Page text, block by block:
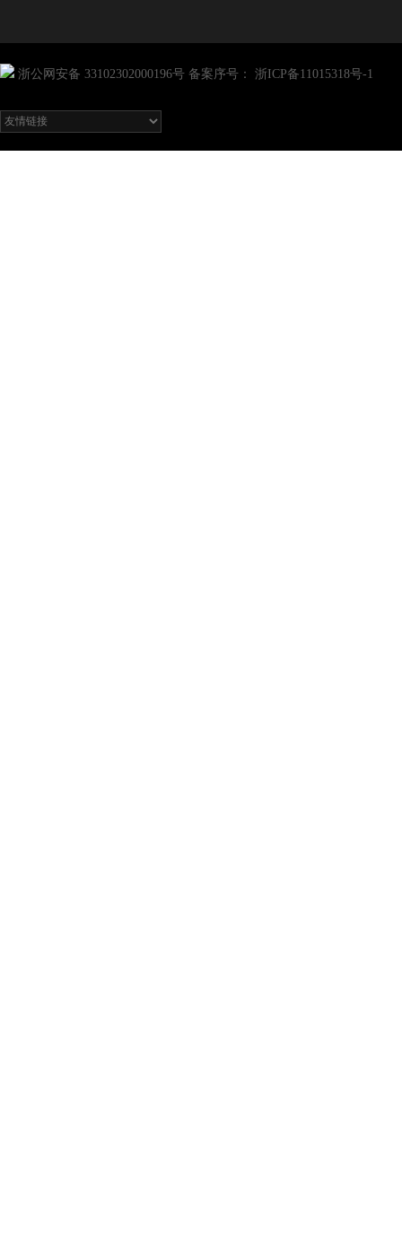
浙公网安备 33102302000196号 备案序号： 浙ICP备11015318号-1